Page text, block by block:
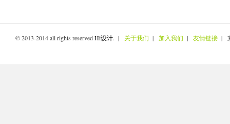
© 2013-2014 all rights reservedHi设计. | 关于我们 | 加入我们 | 友情链接 |